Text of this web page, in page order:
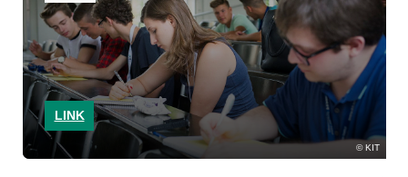
KIT
LINK